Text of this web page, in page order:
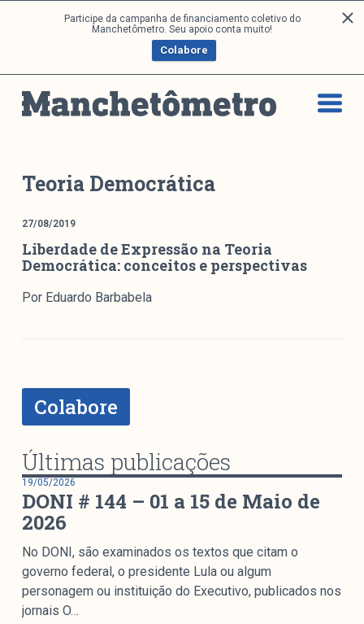
Participe da campanha de financiamento coletivo do
Manchetômetro. Seu apoio conta muito!
Colabore
a
p
o
e
Análises
DONI
Boletim M
M Facebook
M Instagram
Livros
Arquivos
Política Externa Brasileira
Institucional
Nossa História
Missão
Metodologia
Equipe
Teoria Democrática
27/08/2019
Liberdade de Expressão na Teoria
Democrática: conceitos e perspectivas
Por Eduardo Barbabela
Colabore
Últimas publicações
19/05/2026
DONI # 144 – 01 a 15 de Maio de
2026
No DONI, são examinados os textos que citam o
governo federal, o presidente Lula ou algum
personagem ou instituição do Executivo, publicados nos
jornais O…